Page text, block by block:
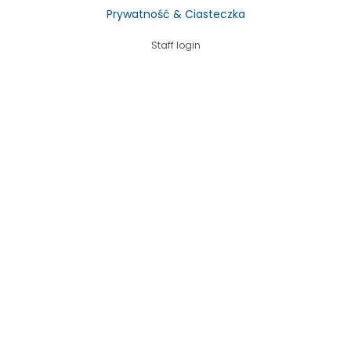
Prywatność & Ciasteczka
Staff login